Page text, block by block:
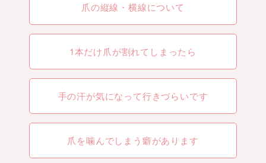
爪の縦線・横線について
1本だけ爪が割れてしまったら
手の汗が気になって行きづらいです
爪を噛んでしまう癖があります